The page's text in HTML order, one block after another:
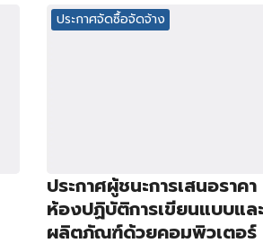
ประกาศจัดซื้อจัดจ้าง
ประกาศผู้ชนะการเสนอรา
ห้องปฏิบัติการเขียนแบบแ
ผลิตภัณฑ์ด้วยคอมพิวเตอร์